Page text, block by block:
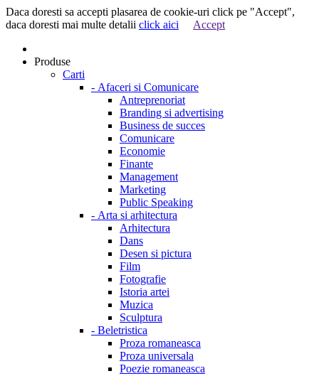
Daca doresti sa accepti plasarea de cookie-uri click pe "Accept",
daca doresti mai multe detalii click aici Accept
Produse
Carti
- Afaceri si Comunicare
Antreprenoriat
Branding si advertising
Business de succes
Comunicare
Economie
Finante
Management
Marketing
Public Speaking
- Arta si arhitectura
Arhitectura
Dans
Desen si pictura
Film
Fotografie
Istoria artei
Muzica
Sculptura
- Beletristica
Proza romaneasca
Proza universala
Poezie romaneasca